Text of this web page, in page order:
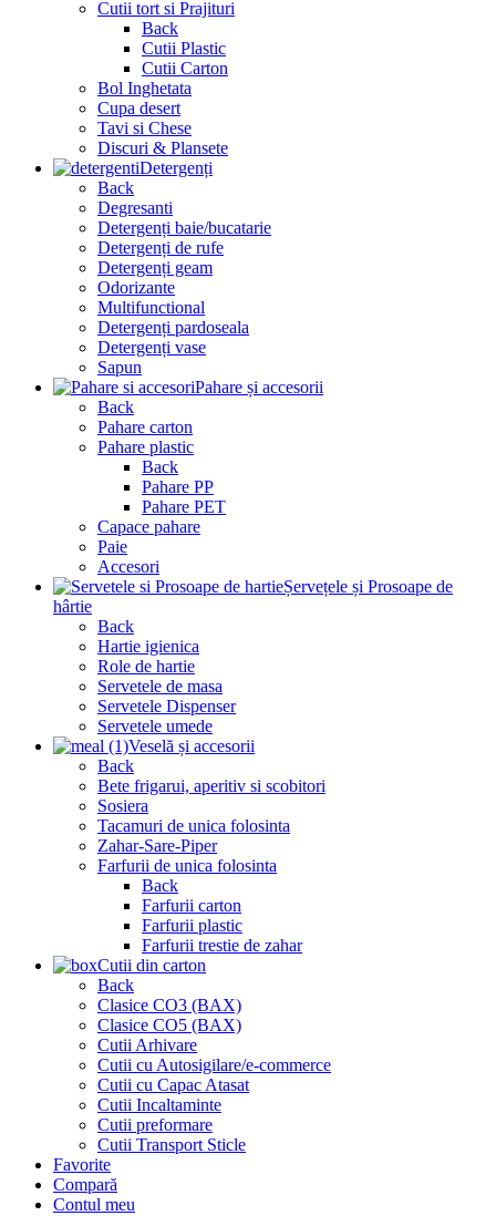
Cutii tort si Prajituri
Back
Cutii Plastic
Cutii Carton
Bol Inghetata
Cupa desert
Tavi si Chese
Discuri & Plansete
Detergenți
Back
Degresanti
Detergenți baie/bucatarie
Detergenți de rufe
Detergenți geam
Odorizante
Multifunctional
Detergenți pardoseala
Detergenți vase
Sapun
Pahare și accesorii
Back
Pahare carton
Pahare plastic
Back
Pahare PP
Pahare PET
Capace pahare
Paie
Accesori
Șervețele și Prosoape de
hârtie
Back
Hartie igienica
Role de hartie
Servetele de masa
Servetele Dispenser
Servetele umede
Veselă și accesorii
Back
Bete frigarui, aperitiv si scobitori
Sosiera
Tacamuri de unica folosinta
Zahar-Sare-Piper
Farfurii de unica folosinta
Back
Farfurii carton
Farfurii plastic
Farfurii trestie de zahar
Cutii din carton
Back
Clasice CO3 (BAX)
Clasice CO5 (BAX)
Cutii Arhivare
Cutii cu Autosigilare/e-commerce
Cutii cu Capac Atasat
Cutii Incaltaminte
Cutii preformare
Cutii Transport Sticle
Favorite
Compară
Contul meu